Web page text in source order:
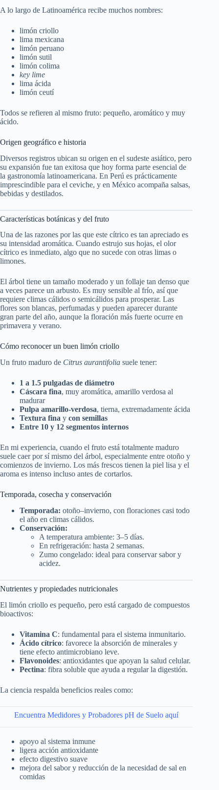
A lo largo de Latinoamérica recibe muchos nombres:
limón criollo
lima mexicana
limón peruano
limón sutil
limón colima
key lime
lima ácida
limón ceutí
Todos se refieren al mismo fruto: pequeño, aromático y muy
ácido.
Origen geográfico e historia
Diversos registros ubican su origen en el sudeste asiático, pero
su expansión fue tan exitosa que hoy forma parte esencial de
la gastronomía latinoamericana. En Perú es prácticamente
imprescindible para el ceviche, y en México acompaña salsas,
bebidas y destilados.
Características botánicas y del fruto
Una de las razones por las que este cítrico es tan apreciado es
su intensidad aromática. Cuando estrujo sus hojas, el olor
cítrico es inmediato, algo que no sucede con otras limas o
limones.
El árbol tiene un tamaño moderado y un follaje tan denso que
a veces parece un arbusto. Es muy sensible al frío, así que
requiere climas cálidos o semicálidos para prosperar. Las
flores son blancas, perfumadas y pueden aparecer durante
gran parte del año, aunque la floración más fuerte ocurre en
primavera y verano.
Cómo reconocer un buen limón criollo
Un fruto maduro de Citrus aurantifolia suele tener:
1 a 1.5 pulgadas de diámetro
Cáscara fina, muy aromática, amarillo verdosa al
madurar
Pulpa amarillo-verdosa, tierna, extremadamente ácida
Textura fina y con semillas
Entre 10 y 12 segmentos internos
En mi experiencia, cuando el fruto está totalmente maduro
suele caer por sí mismo del árbol, especialmente entre otoño y
comienzos de invierno. Los más frescos tienen la piel lisa y el
aroma es intenso incluso antes de cortarlos.
Temporada, cosecha y conservación
Temporada: otoño–invierno, con floraciones casi todo
el año en climas cálidos.
Conservación:
A temperatura ambiente: 3–5 días.
En refrigeración: hasta 2 semanas.
Zumo congelado: ideal para conservar sabor y
acidez.
Nutrientes y propiedades nutricionales
El limón criollo es pequeño, pero está cargado de compuestos
bioactivos:
Vitamina C: fundamental para el sistema inmunitario.
Ácido cítrico: favorece la absorción de minerales y
tiene efecto antimicrobiano leve.
Flavonoides: antioxidantes que apoyan la salud celular.
Pectina: fibra soluble que ayuda a regular la digestión.
La ciencia respalda beneficios reales como:
Encuentra Medidores y Probadores pH de Suelo aquí
apoyo al sistema inmune
ligera acción antioxidante
efecto digestivo suave
mejora del sabor y reducción de la necesidad de sal en
comidas